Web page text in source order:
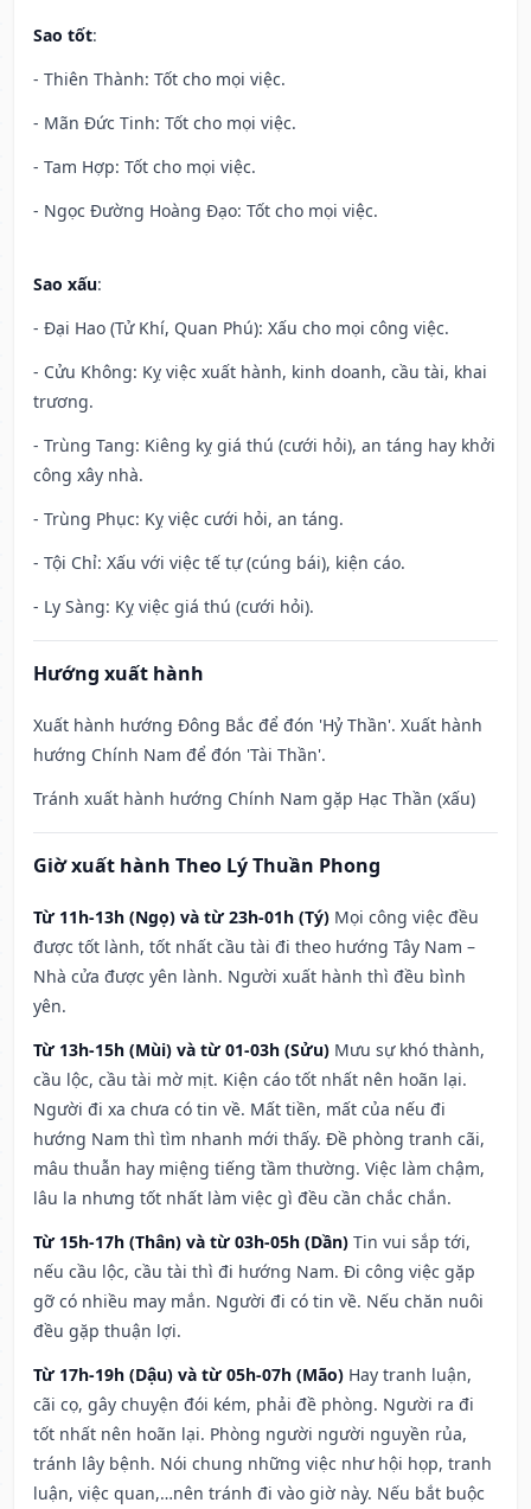
Sao tốt:
- Thiên Thành: Tốt cho mọi việc.
- Mãn Đức Tinh: Tốt cho mọi việc.
- Tam Hợp: Tốt cho mọi việc.
- Ngọc Đường Hoàng Đạo: Tốt cho mọi việc.
Sao xấu:
- Đại Hao (Tử Khí, Quan Phú): Xấu cho mọi công việc.
- Cửu Không: Kỵ việc xuất hành, kinh doanh, cầu tài, khai
trương.
- Trùng Tang: Kiêng kỵ giá thú (cưới hỏi), an táng hay khởi
công xây nhà.
- Trùng Phục: Kỵ việc cưới hỏi, an táng.
- Tội Chỉ: Xấu với việc tế tự (cúng bái), kiện cáo.
- Ly Sàng: Kỵ việc giá thú (cưới hỏi).
Hướng xuất hành
Xuất hành hướng Đông Bắc để đón 'Hỷ Thần'. Xuất hành
hướng Chính Nam để đón 'Tài Thần'.
Tránh xuất hành hướng Chính Nam gặp Hạc Thần (xấu)
Giờ xuất hành Theo Lý Thuần Phong
Từ 11h-13h (Ngọ) và từ 23h-01h (Tý) Mọi công việc đều
được tốt lành, tốt nhất cầu tài đi theo hướng Tây Nam –
Nhà cửa được yên lành. Người xuất hành thì đều bình
yên.
Từ 13h-15h (Mùi) và từ 01-03h (Sửu) Mưu sự khó thành,
cầu lộc, cầu tài mờ mịt. Kiện cáo tốt nhất nên hoãn lại.
Người đi xa chưa có tin về. Mất tiền, mất của nếu đi
hướng Nam thì tìm nhanh mới thấy. Đề phòng tranh cãi,
mâu thuẫn hay miệng tiếng tầm thường. Việc làm chậm,
lâu la nhưng tốt nhất làm việc gì đều cần chắc chắn.
Từ 15h-17h (Thân) và từ 03h-05h (Dần) Tin vui sắp tới,
nếu cầu lộc, cầu tài thì đi hướng Nam. Đi công việc gặp
gỡ có nhiều may mắn. Người đi có tin về. Nếu chăn nuôi
đều gặp thuận lợi.
Từ 17h-19h (Dậu) và từ 05h-07h (Mão) Hay tranh luận,
cãi cọ, gây chuyện đói kém, phải đề phòng. Người ra đi
tốt nhất nên hoãn lại. Phòng người người nguyền rủa,
tránh lây bệnh. Nói chung những việc như hội họp, tranh
luận, việc quan,…nên tránh đi vào giờ này. Nếu bắt buộc